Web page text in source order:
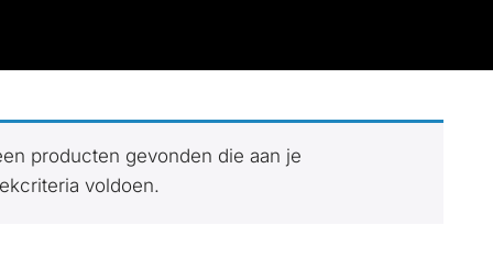
producten gevonden die aan je
voldoen.